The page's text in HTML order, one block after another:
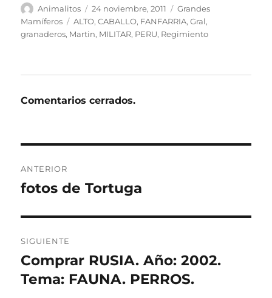
Autor
Animalitos
Publicado
el
24 noviembre, 2011 Categorías
Grandes
Mamíferos
Etiquetas
ALTO,CABALLO, FANFARRIA,Gral,
granaderos, Martin, MILITAR, PERU, Regimiento
Comentarios cerrados.
de
ANTERIOR
Entrada
fotos de Tortuga
SIGUIENTE
Entrada
siguiente:
Comprar RUSIA. Año: 2002.
Tema: FAUNA. PERROS.